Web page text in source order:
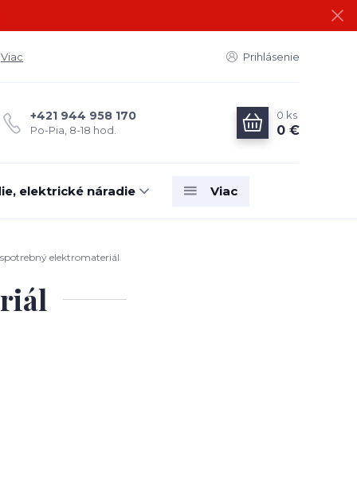
Viac Prihlásenie
+421 944 958 170
Po-Pia, 8-18 hod.
0 ks
0 €
elektrické náradie Viac
elektromateriál